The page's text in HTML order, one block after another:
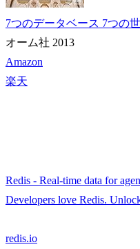
7つのデータベース 7つの
オーム社 2013
Amazon
楽天
Redis - Real-time data for
Developers love Redis.
redis.io